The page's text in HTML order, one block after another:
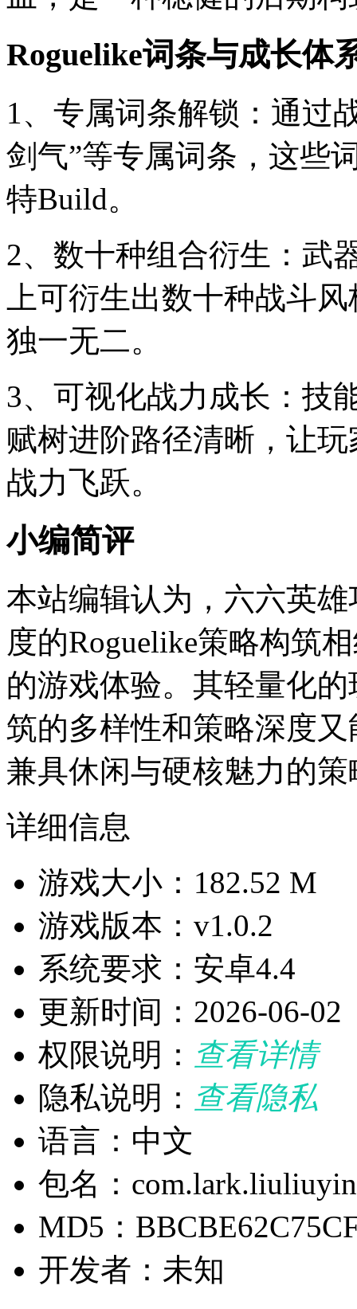
Roguelike词条与成长体
1、专属词条解锁：通过
剑气”等专属词条，这些
特Build。
2、数十种组合衍生：武
上可衍生出数十种战斗
独一无二。
3、可视化战力成长：技
赋树进阶路径清晰，让
战力飞跃。
小编简评
本站编辑认为，六六英
度的Roguelike策略构筑
的游戏体验。其轻量化
筑的多样性和策略深度
兼具休闲与硬核魅力的
详细信息
游戏大小：182.52 M
游戏版本：v1.0.2
系统要求：安卓4.4
更新时间：2026-06-02
权限说明： 查看详情
隐私说明： 查看隐私
语言：中文
包名：
MD5：
开发者：未知